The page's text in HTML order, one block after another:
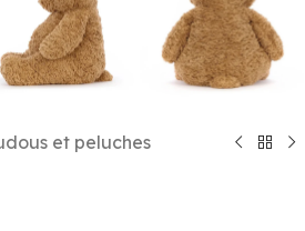
et peluches